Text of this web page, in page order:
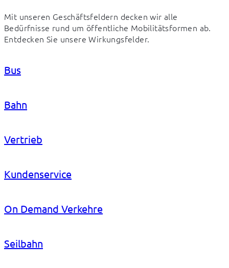
Mit unseren Geschäftsfeldern decken wir alle
Bedürfnisse rund um öffentliche Mobilitätsformen ab.
Entdecken Sie unsere Wirkungsfelder.
Bus
Bahn
Vertrieb
Kundenservice
On Demand Verkehre
Seilbahn